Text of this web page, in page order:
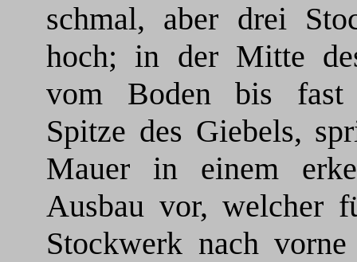
schmal, aber drei
hoch; in der Mitte
vom Boden bis
Spitze des Giebels,
Mauer in einem
Ausbau vor, welcher
Stockwerk nach